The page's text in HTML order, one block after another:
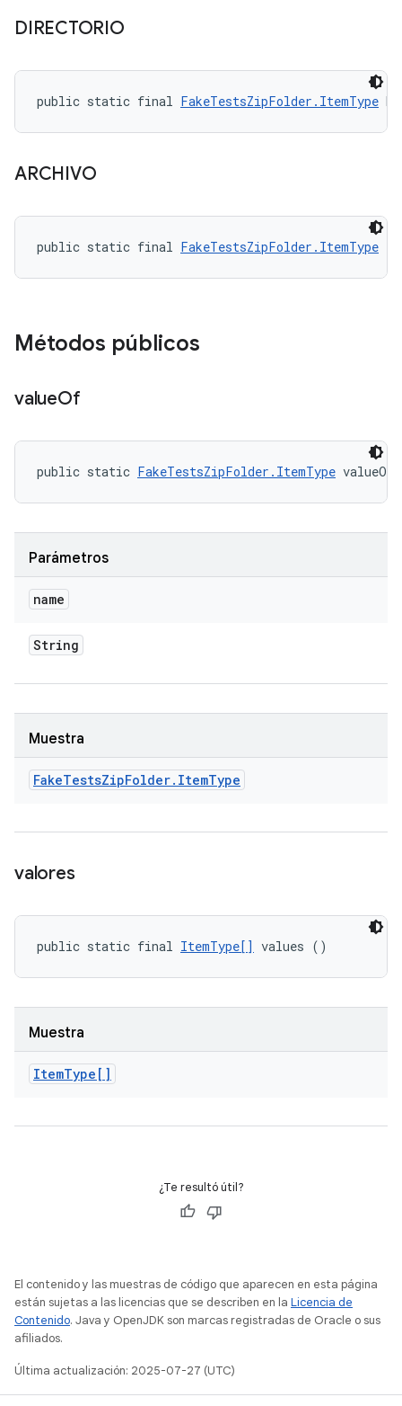
DIRECTORIO
public static final FakeTestsZipFolder.ItemType
ARCHIVO
public static final FakeTestsZipFolder.ItemType
Métodos públicos
valueOf
public static FakeTestsZipFolder.ItemType valueOf
Parámetros
name
String
Muestra
FakeTestsZipFolder. ItemType
valores
public static final ItemType[] values ()
Muestra
ItemType[]
¿Te resultó útil?
El contenido y las muestras de código que aparecen en esta página
están sujetas a las licencias que se describen en la Licencia de
Contenido. Java y OpenJDK son marcas registradas de Oracle o sus
afiliados.
Última actualización: 2025-07-27 (UTC)